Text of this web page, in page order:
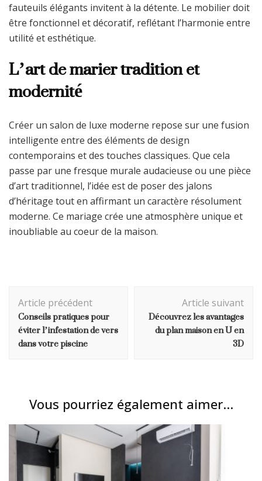
fauteuils élégants invitent à la détente. Le mobilier doit
être fonctionnel et décoratif, reflétant l’harmonie entre
utilité et esthétique.
L’art de marier tradition et
modernité
Créer un salon de luxe moderne repose sur une fusion
intelligente entre des éléments de design
contemporains et des touches classiques. Que cela
passe par une fresque murale audacieuse ou une pièce
d’art traditionnel, l’idée est de poser des jalons
d’héritage tout en affirmant un caractère résolument
moderne. Ce mariage crée une atmosphère unique et
inoubliable au coeur de la maison.
d'article
Article précédent
Conseils pratiques pour
éviter l’infestation de vers
dans votre piscine
Article suivant
Découvrez les avantages
du plan maison en U en
3D
Vous pourriez également aimer...